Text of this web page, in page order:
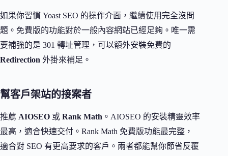
如果你習慣 Yoast SEO 的操作介面，繼續使用完全沒問
題。免費版的功能對於一般內容網站已經足夠。唯一需
要補強的是 301 轉址管理，可以額外安裝免費的
Redirection 外掛來補足。
幫客戶架站的接案者
推薦 AIOSEO 或 Rank Math 。AIOSEO 的安裝精靈效率
最高，適合快速交付。Rank Math 免費版功能最完整，
適合對 SEO 有更高要求的客戶。兩者都能幫你節省反覆